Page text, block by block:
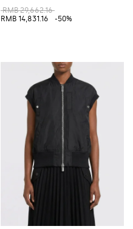
RMB 29,662.16
RMB 14,831.16
-50%